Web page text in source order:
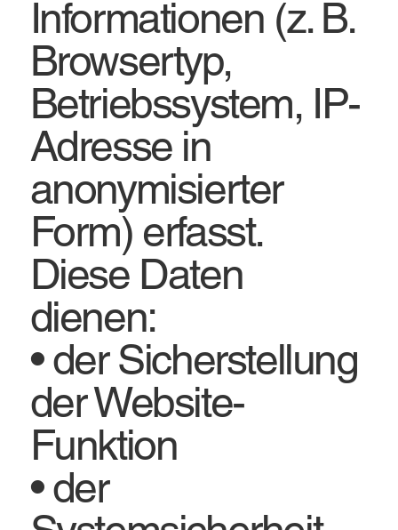
Informationen (z. B.
Browsertyp,
Betriebssystem, IP-
Adresse in
anonymisierter
Form) erfasst.
Diese Daten
dienen:
• der Sicherstellung
der Website-
Funktion
• der